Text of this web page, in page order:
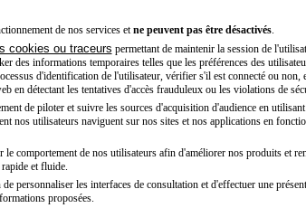
de nos services et ne peuvent pas être désactivés.
cookies ou traceurs permettant de maintenir la session de
des informations temporaires telles que les préférences des
d'identification de l'utilisateur, vérifier s'il est connecté ou non,
en détectant les tentatives d'accès frauduleux ou les violations de
de piloter et suivre les sources d'acquisition d'audience en
nos utilisateurs naviguent sur nos sites et nos applications en
le comportement de nos utilisateurs afin d'améliorer nos produits et
et fluide.
personnaliser les interfaces de consultation et d'effectuer une
proposées.